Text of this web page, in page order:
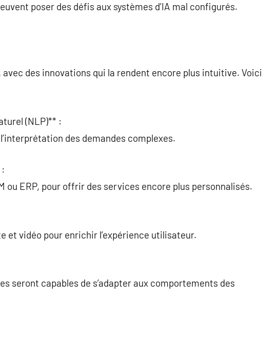
poser des défis aux systèmes d’IA mal configurés.
des innovations qui la rendent encore plus intuitive. Voici
(NLP)** :
des demandes complexes.
ou ERP, pour offrir des services encore plus personnalisés.
et vidéo pour enrichir l’expérience utilisateur.
seront capables de s’adapter aux comportements des